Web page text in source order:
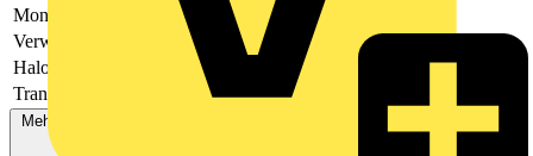
Montageart
Unterputz
Verwendung
Halogenfrei
Transparent
Mehr anzeigen